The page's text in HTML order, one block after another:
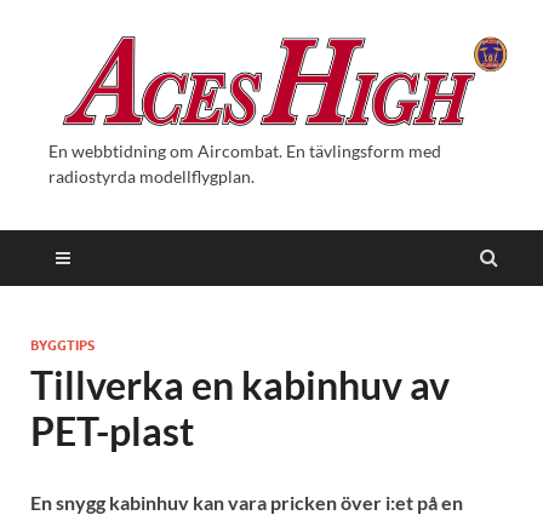
En webbtidning om Aircombat. En tävlingsform med
radiostyrda modellflygplan.
BYGGTIPS
Tillverka en kabinhuv av
PET-plast
En snygg kabinhuv kan vara pricken över i:et på en